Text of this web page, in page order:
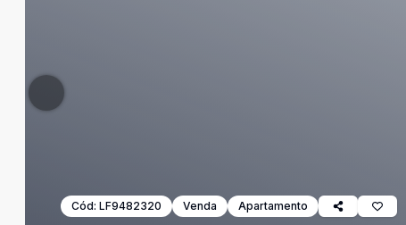
Cód: LF9482320 Venda Apartamento